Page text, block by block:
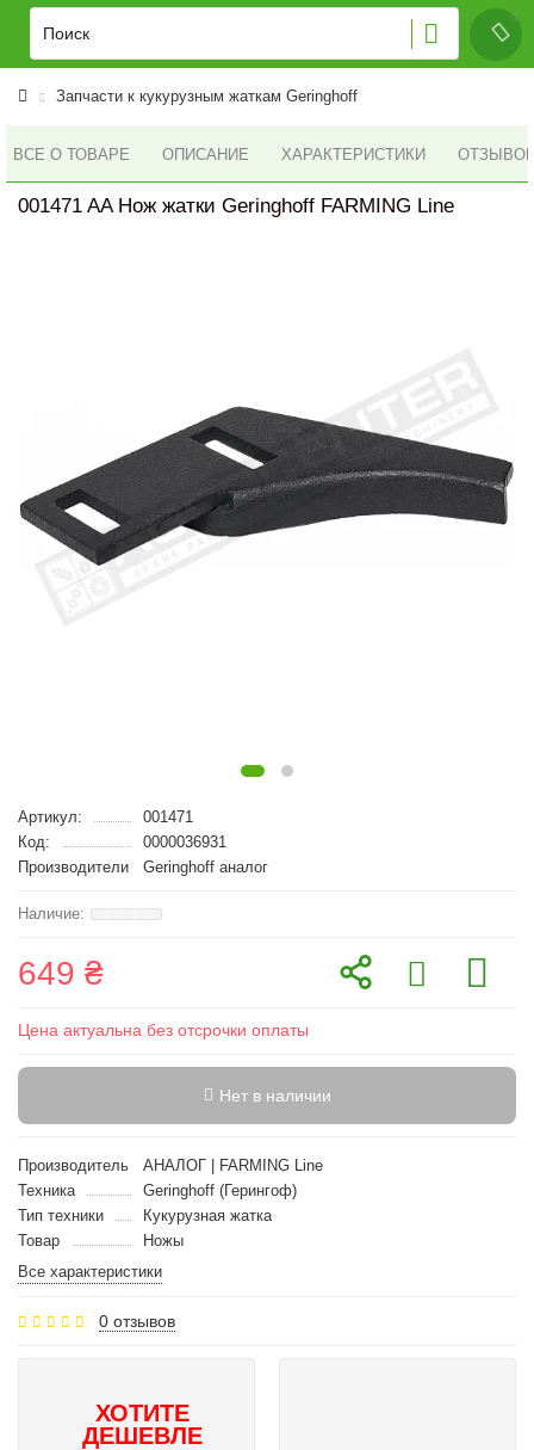
Запчасти к кукурузным жаткам Geringhoff
ВСЕ О ТОВАРЕ ОПИСАНИЕ ХАРАКТЕРИСТИКИ ОТЗЫВОВ
001471 AA Нож жатки Geringhoff FARMING Line
Артикул:
001471
Код:
0000036931
Производители
Geringhoff аналог
649 ₴
Цена актуальна без отсрочки оплаты
Нет в наличии
Производитель
АНАЛОГ | FARMING Line
Техника
Geringhoff (Герингоф)
Тип техники
Кукурузная жатка
Товар
Ножы
Все характеристики
0 отзывов
ХОТИТЕ
ДЕШЕВЛЕ